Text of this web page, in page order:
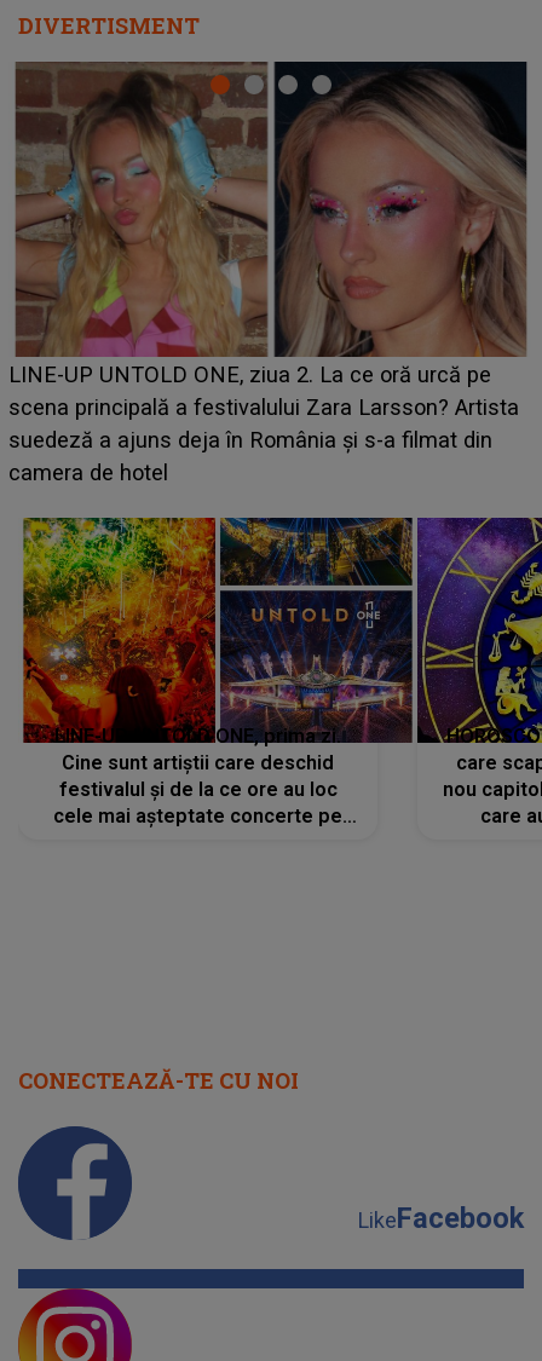
DIVERTISMENT
Ce a dezvăluit noua concurentă din "Casa Iubirii" l-a
luat prin surprindere pe Emanuel. CINE ESTE
BĂIATUL VIZAT de Alexandra?! Aflându-se în fața
faptului împlinit, A RECUNOSCUT IMEDIAT: "Am
LINE-UP UNTOLD ONE, prima zi.
Cine sunt artiștii care deschid
festivalul și de la ce ore au loc
cele mai așteptate concerte pe
care
nou
care
CONECTEAZĂ-TE CU NOI
LikeFacebook